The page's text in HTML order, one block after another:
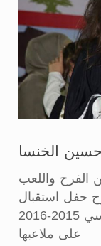
حسين الخنسا
الفرح واللعب
حفل استقبال
لاطفال الروضة الأولى للعام الدراسي 2015-2016
على ملاعبها